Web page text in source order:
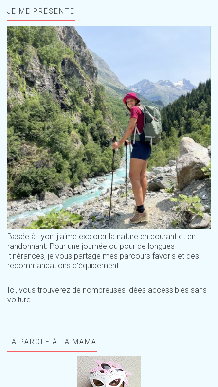
JE ME PRÉSENTE
Basée à Lyon, j'aime explorer la nature en courant et en
randonnant. Pour une journée ou pour de longues
itinérances, je vous partage mes parcours favoris et des
recommandations d'équipement.
Ici, vous trouverez de nombreuses idées accessibles sans
voiture
LA PAROLE À LA MAMA